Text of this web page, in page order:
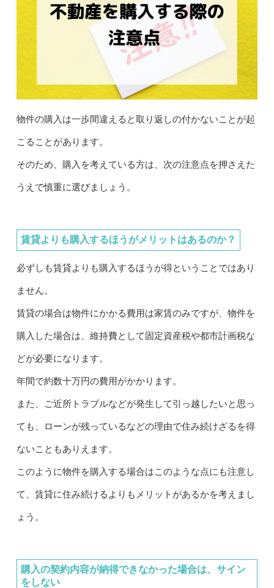
物件の購入は一歩間違えると取り返しの付かないことが起
こることがあります。
そのため、購入を考えている方は、次の注意点を押さえた
うえで慎重に選びましょう。
賃貸よりも購入するほうがメリットはあるのか？
必ずしも賃貸よりも購入するほうが得ということではあり
ません。
賃貸の場合は物件にかかる費用は家賃のみですが、物件を
購入した場合は、維持費として固定資産税や都市計画税な
どが必要になります。
年間で約数十万円の費用がかかります。
また、ご近所トラブルなどが発生して引っ越したいと思っ
ても、ローンが残っているなどの理由で住み続けざるを得
ないこともありえます。
このように物件を購入する場合はこのような点にも注意し
て、賃貸に住み続けるよりもメリットがあるかを考えまし
ょう。
購入の契約内容が納得できなかった場合は、サイン
をしない